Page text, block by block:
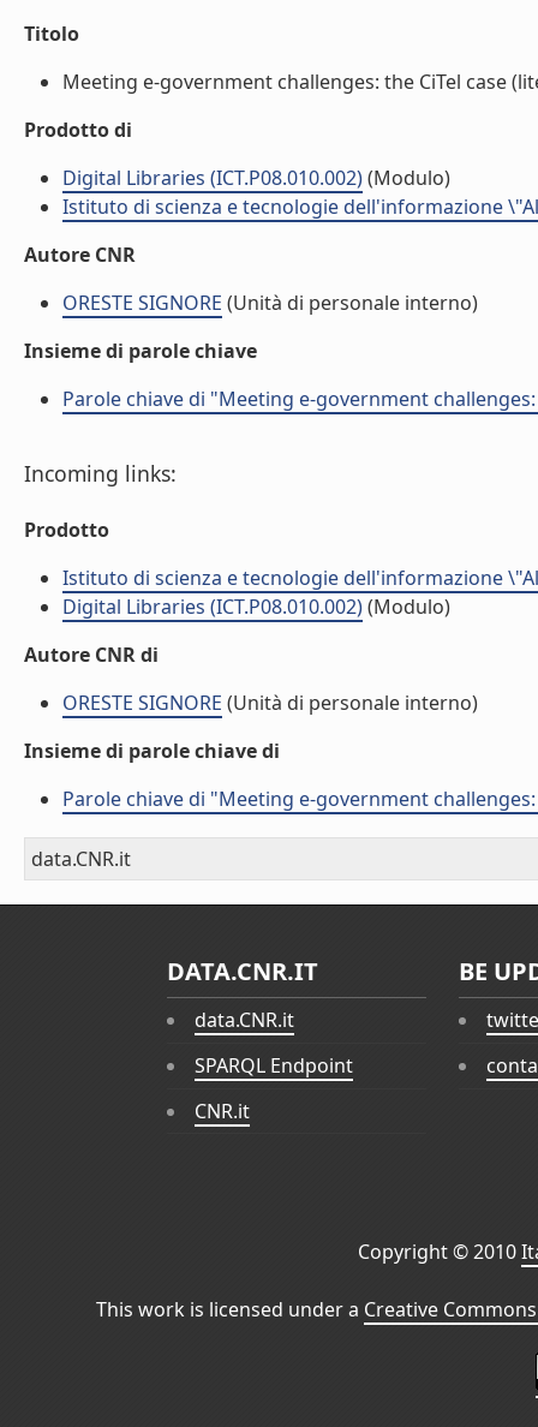
Titolo
Meeting e-government challenges: the CiTel case
Prodotto di
Digital Libraries (ICT.P08.010.002)(Modulo)
Istituto di scienza e tecnologie dell'informazione
Autore CNR
ORESTE SIGNORE (Unità di personale interno)
Insieme di parole chiave
Parole chiave di "Meeting e-government challenges:
Incoming links:
Prodotto
Istituto di scienza e tecnologie dell'informazione
Digital Libraries (ICT.P08.010.002)(Modulo)
Autore CNR di
ORESTE SIGNORE (Unità di personale interno)
Insieme di parole chiave di
Parole chiave di "Meeting e-government challenges:
data.CNR.it
DATA.CNR.IT
data.CNR.it
SPARQL Endpoint
CNR.it
BE
Copyright © 2010
This work is licensed under a Creative